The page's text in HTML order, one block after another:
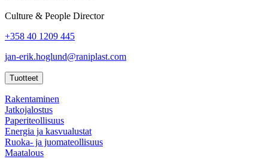
Culture & People Director
+358 40 1209 445
jan-erik.hoglund@raniplast.com
Tuotteet
Rakentaminen
Jatkojalostus
Paperiteollisuus
Energia ja kasvualustat
Ruoka- ja juomateollisuus
Maatalous